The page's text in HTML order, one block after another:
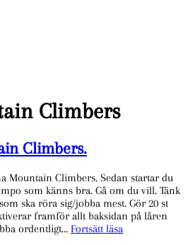
Climbers
Climbers.
Mountain Climbers. Sedan startar du
som känns bra. Gå om du vill. Tänk
ska röra sig/jobba mest. Gör 20 st
framför allt baksidan på låren
ordentligt… Fortsätt läsa#enfemma